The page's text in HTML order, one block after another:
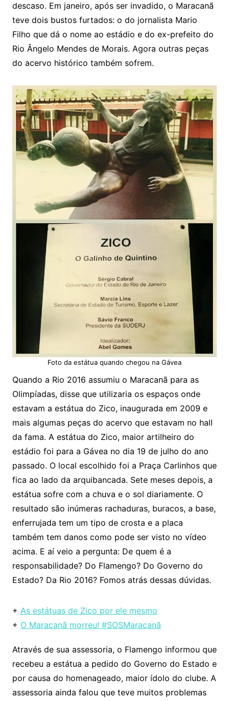
descaso. Em janeiro, após ser invadido, o Maracanã
teve dois bustos furtados: o do jornalista Mario
Filho que dá o nome ao estádio e do ex-prefeito do
Rio Ângelo Mendes de Morais. Agora outras peças
do acervo histórico também sofrem.
Foto da estátua quando chegou na Gávea
Quando a Rio 2016 assumiu o Maracanã para as
Olimpíadas, disse que utilizaria os espaços onde
estavam a estátua do Zico, inaugurada em 2009 e
mais algumas peças do acervo que estavam no hall
da fama. A estátua do Zico, maior artilheiro do
estádio foi para a Gávea no dia 19 de julho do ano
passado. O local escolhido foi a Praça Carlinhos que
fica ao lado da arquibancada. Sete meses depois, a
estátua sofre com a chuva e o sol diariamente. O
resultado são inúmeras rachaduras, buracos, a base,
enferrujada tem um tipo de crosta e a placa
também tem danos como pode ser visto no vídeo
acima. E aí veio a pergunta: De quem é a
responsabilidade? Do Flamengo? Do Governo do
Estado? Da Rio 2016? Fomos atrás dessas dúvidas.
+ As estátuas de Zico por ele mesmo
+ O Maracanã morreu! #SOSMaracanã
Através de sua assessoria, o Flamengo informou que
recebeu a estátua a pedido do Governo do Estado e
por causa do homenageado, maior ídolo do clube. A
assessoria ainda falou que teve muitos problemas